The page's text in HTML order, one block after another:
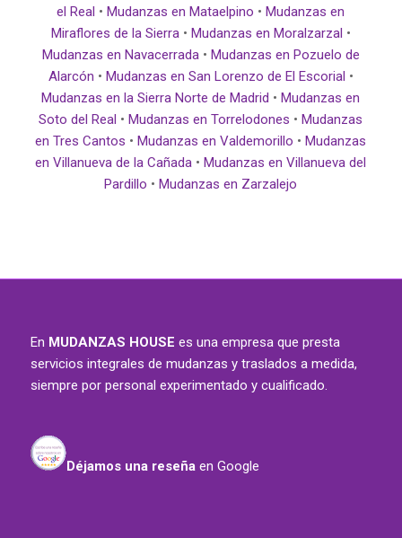
el Real • Mudanzas en Mataelpino • Mudanzas en
Miraflores de la Sierra• Mudanzas en Moralzarzal •
Mudanzas en Navacerrada• Mudanzas en Pozuelo de
Alarcón • Mudanzas en San Lorenzo de El Escorial •
Mudanzas en la Sierra Norte de Madrid • Mudanzas en
Soto del Real • Mudanzas en Torrelodones • Mudanzas
en Tres Cantos • Mudanzas en Valdemorillo • Mudanzas
en Villanueva de la Cañada • Mudanzas en Villanueva del
Pardillo • Mudanzas en Zarzalejo
En MUDANZAS HOUSE es una empresa que presta
servicios integrales de mudanzas y traslados a medida,
siempre por personal experimentado y cualificado.
Déjamos una reseña en Google